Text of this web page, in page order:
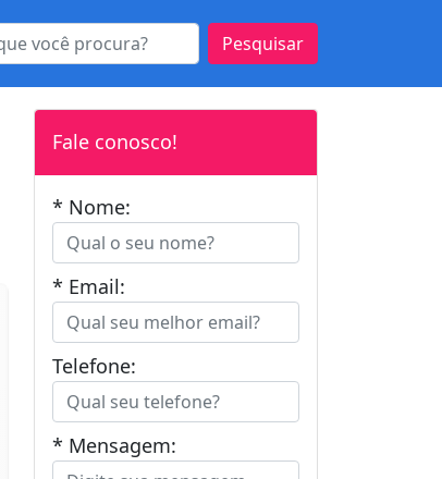
Pesquisar
Fale conosco!
* Nome:
* Email:
Telefone:
* Mensagem: